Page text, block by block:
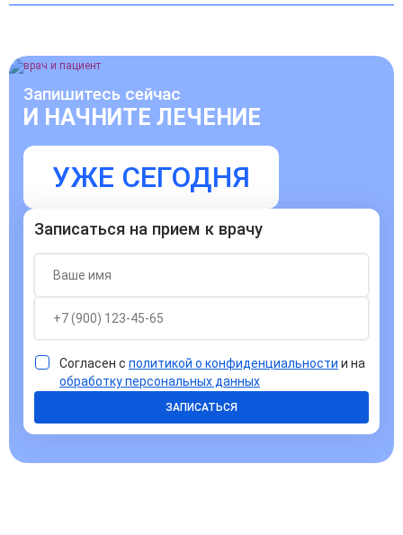
Запишитесь сейчас
И НАЧНИТЕ ЛЕЧЕНИЕ
УЖЕ СЕГОДНЯ
Записаться на прием к врачу
Согласен с политикой о конфиденциальности и на
обработку персональных данных
ЗАПИСАТЬСЯ